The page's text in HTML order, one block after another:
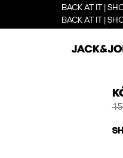
BACK AT IT |
BACK AT IT |